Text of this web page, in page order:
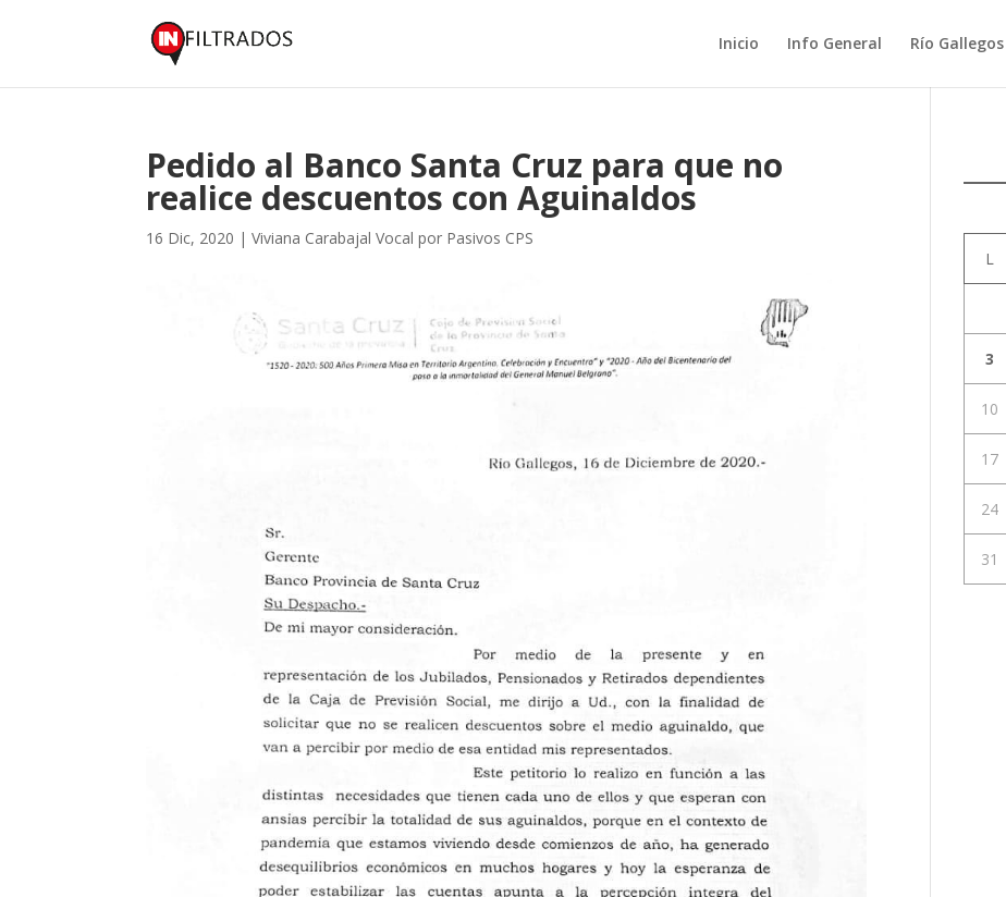
Inicio Info General Río Gallegos
Pedido al Banco Santa Cruz para que no
realice descuentos con Aguinaldos
16 Dic, 2020 |Viviana Carabajal Vocal por Pasivos CPS
L
3
10
17
24
31